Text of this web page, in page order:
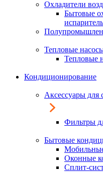
Охладители
Бытовые
Тепловые
Тепловые
Кондиционирование
Аксессуары для
Фильтры
Бытовые
Оконные
Сплит-